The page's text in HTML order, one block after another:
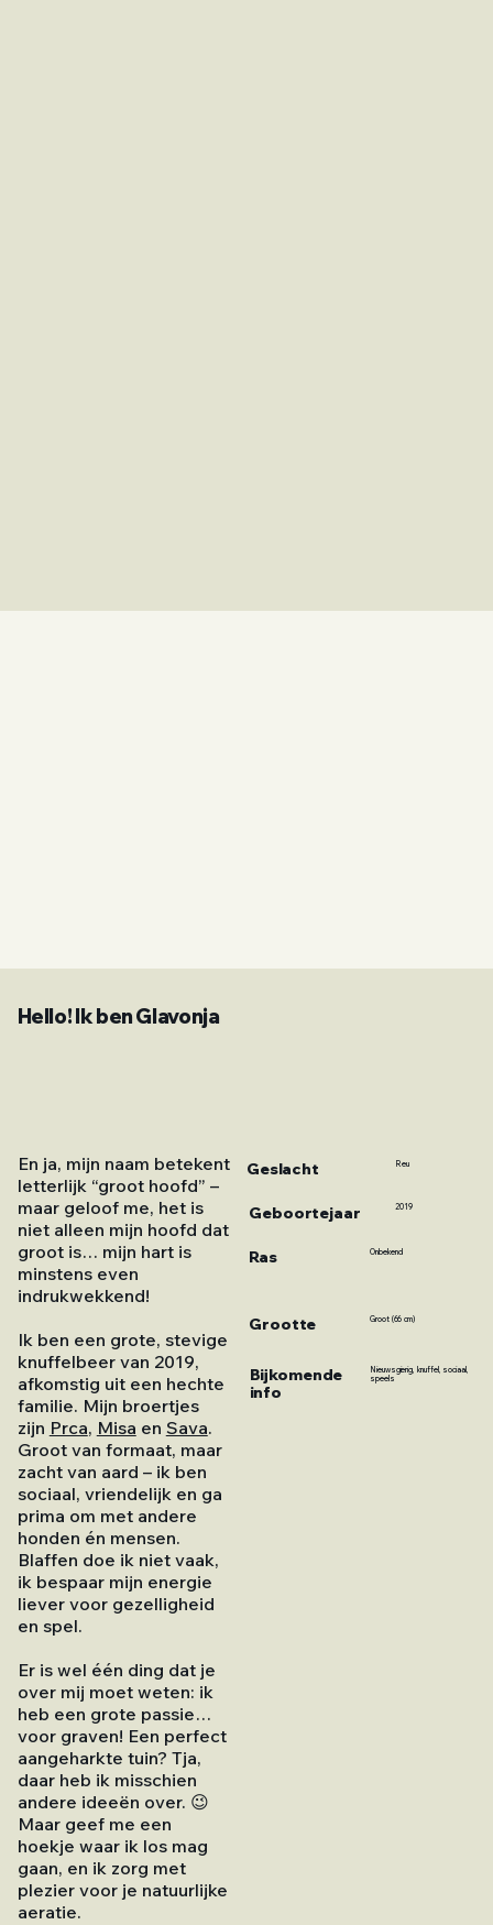
Hello! Ik ben Glavonja
En ja, mijn naam betekent
letterlijk “groot hoofd” –
maar geloof me, het is
niet alleen mijn hoofd dat
groot is… mijn hart is
minstens even
indrukwekkend!
Ik ben een grote, stevige
knuffelbeer van 2019,
afkomstig uit een hechte
familie. Mijn broertjes
zijn Prca, Misa en Sava.
Groot van formaat, maar
zacht van aard – ik ben
sociaal, vriendelijk en ga
prima om met andere
honden én mensen.
Blaffen doe ik niet vaak,
ik bespaar mijn energie
liever voor gezelligheid
en spel.
Er is wel één ding dat je
over mij moet weten: ik
heb een grote passie…
voor graven! Een perfect
aangeharkte tuin? Tja,
daar heb ik misschien
andere ideeën over. 😉
Maar geef me een
hoekje waar ik los mag
gaan, en ik zorg met
plezier voor je natuurlijke
aeratie.
Geslacht
Geboortejaar
Ras
Grootte
Bijkomende
info
Reu
2019
Onbekend
Groot (66 cm)
Nieuwsgierig, knuffel, sociaal,
speels